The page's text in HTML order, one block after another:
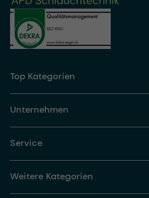
Top Kategorien
Unternehmen
Service
Weitere Kategorien